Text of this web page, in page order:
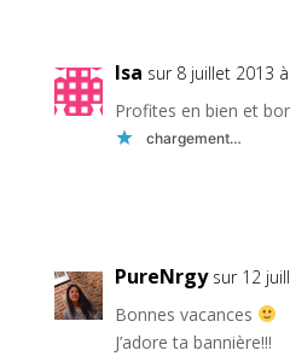
Isa sur 8 juillet 2013
Profites en bien et
chargement…
PureNrgy sur 12
Bonnes vacances
J’adore ta bannière!!!